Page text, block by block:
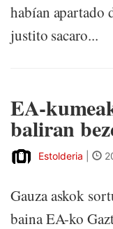
habían apartado
justito sacaro...
EA-
baliran
Estolderia
Gauza askok
baina EA-ko